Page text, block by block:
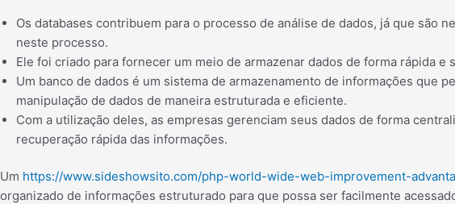
Os databases contribuem para o processo de análise de dados, já que são
neste processo.
Ele foi criado para fornecer um meio de armazenar dados de forma rápida e
Um banco de dados é um sistema de armazenamento de informações que
manipulação de dados de maneira estruturada e eficiente.
Com a utilização deles, as empresas gerenciam seus dados de forma
recuperação rápida das informações.
Um https://www.sideshowsito.com/php-world-wide-web-improvement-
organizado de informações estruturado para que possa ser facilmente